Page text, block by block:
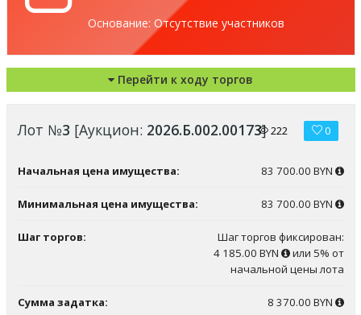
Основание: Отсутствие участников
Перейти к ходу торгов
Лот №3 [Аукцион: 2026.Б.002.00173] 222 0
Начальная цена имущества: 83 700.00 BYN
Минимальная цена имущества: 83 700.00 BYN
Шаг торгов:
Шаг торгов фиксирован:
4 185.00 BYN
или 5% от
начальной цены лота
Сумма задатка: 8 370.00 BYN